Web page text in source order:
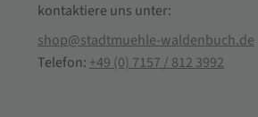
kontaktiere uns unter:
shop@stadtmuehle-waldenbuch.de
Telefon: +49 (0) 7157 / 812 3992